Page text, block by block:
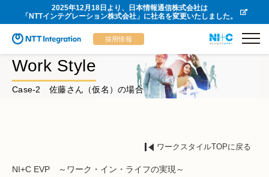
2025年12月18日より、日本情報通信株式会社は
「NTTインテグレーション株式会社」に社名を変更いたしました。
採用情報
Work Style
Case-2 佐藤さん（仮名）の場合
ワークスタイルTOPに戻る
NI+C EVP ～ワーク・イン・ライフの実現～